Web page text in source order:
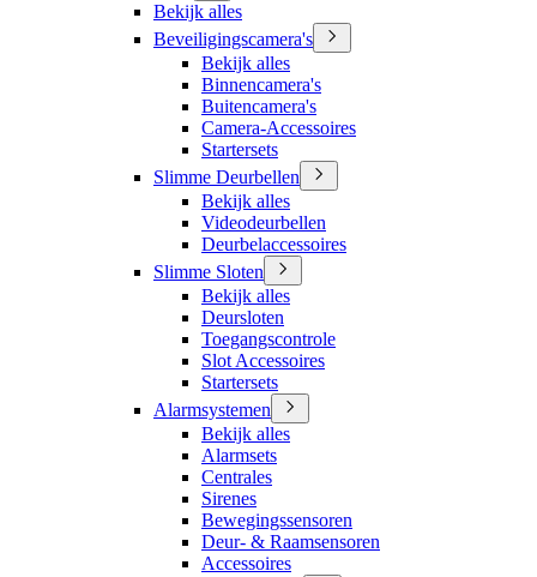
Bekijk alles
Beveiligingscamera's
Bekijk alles
Binnencamera's
Buitencamera's
Camera-Accessoires
Startersets
Slimme Deurbellen
Bekijk alles
Videodeurbellen
Deurbelaccessoires
Slimme Sloten
Bekijk alles
Deursloten
Toegangscontrole
Slot Accessoires
Startersets
Alarmsystemen
Bekijk alles
Alarmsets
Centrales
Sirenes
Bewegingssensoren
Deur- & Raamsensoren
Accessoires